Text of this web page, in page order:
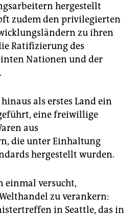
hergestellt
zudem den privilegierten
zu ihren
Ratifizierung des
Nationen und der
als erstes Land ein
eine freiwillige
aus
die unter Einhaltung
hergestellt wurden.
einmal versucht,
zu verankern:
in Seattle, das in